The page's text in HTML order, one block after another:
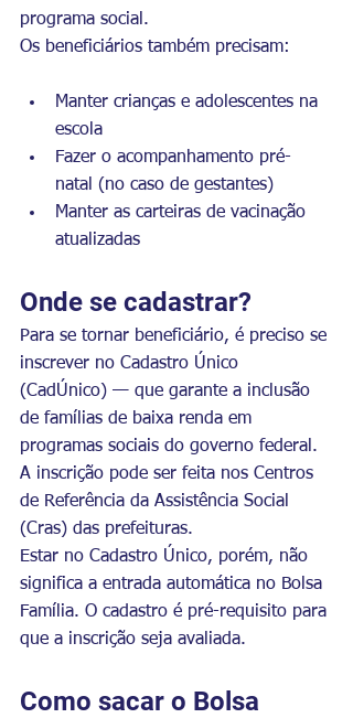
programa social.
Os beneficiários também precisam:
Manter crianças e adolescentes na
escola
Fazer o acompanhamento pré-
natal (no caso de gestantes)
Manter as carteiras de vacinação
atualizadas
Onde se cadastrar?
Para se tornar beneficiário, é preciso se
inscrever no Cadastro Único
(CadÚnico) — que garante a inclusão
de famílias de baixa renda em
programas sociais do governo federal.
A inscrição pode ser feita nos Centros
de Referência da Assistência Social
(Cras) das prefeituras.
Estar no Cadastro Único, porém, não
significa a entrada automática no Bolsa
Família. O cadastro é pré-requisito para
que a inscrição seja avaliada.
Como sacar o Bolsa